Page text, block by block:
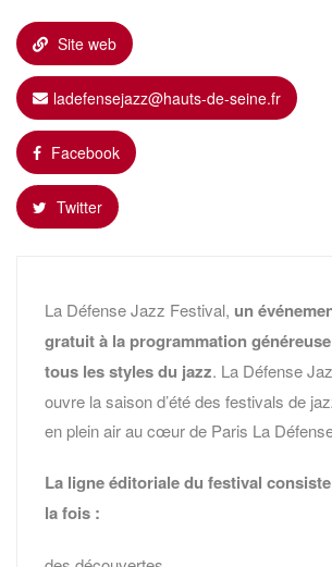
Site web
ladefensejazz@hauts-de-seine.fr
Facebook
Twitter
La Défense Jazz Festival, un
gratuit à la programmation
tous les styles du jazz. La Défense
ouvre la saison d’été des festivals de
en plein air au cœur de Paris La
La ligne éditoriale du festival
la fois :